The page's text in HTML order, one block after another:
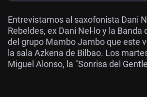
Entrevistamos al saxofonista Dani
Rebeldes, ex Dani Nel-lo y la Banda
del grupo Mambo Jambo que este
la sala Azkena de Bilbao. Los
Miguel Alonso, la "Sonrisa del